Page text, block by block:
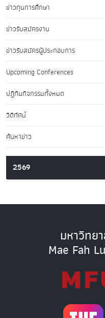
ข่าวทุนการศึกษา
ข่าวรับสมัครงาน
ข่าวรับสมัครผู้ประกอบการ
Upcoming Conferences
ปฏิทินกิจกรรมทั้งหมด
วิดีทัศน์
ค้นหาข่าว
2569
มหาวิทย
Mae Fah